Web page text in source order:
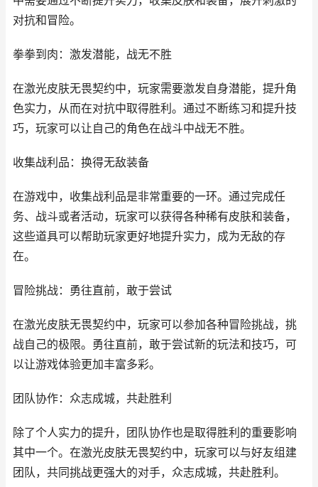
对抗和冒险。
拳拳到肉：激发潜能，战无不胜
在激光皮肤无畏契约中，玩家需要激发自身潜能，提升角
色实力，从而在对抗中取得胜利。通过不断练习和提升技
巧，玩家可以让自己的角色在战斗中战无不胜。
收集战利品：换得无敌装备
在游戏中，收集战利品是非常重要的一环。通过完成任
务、战斗或者活动，玩家可以获得各种稀有皮肤和装备，
这些道具可以帮助玩家更好地提升实力，成为无敌的存
在。
冒险挑战：勇往直前，敢于尝试
在激光皮肤无畏契约中，玩家可以参加各种冒险挑战，挑
战自己的极限。勇往直前，敢于尝试新的玩法和技巧，可
以让游戏体验更加丰富多彩。
团队协作：众志成城，共赴胜利
除了个人实力的提升，团队协作也是取得胜利的重要影响
其中一个。在激光皮肤无畏契约中，玩家可以与好友组建
团队，共同挑战更强大的对手，众志成城，共赴胜利。